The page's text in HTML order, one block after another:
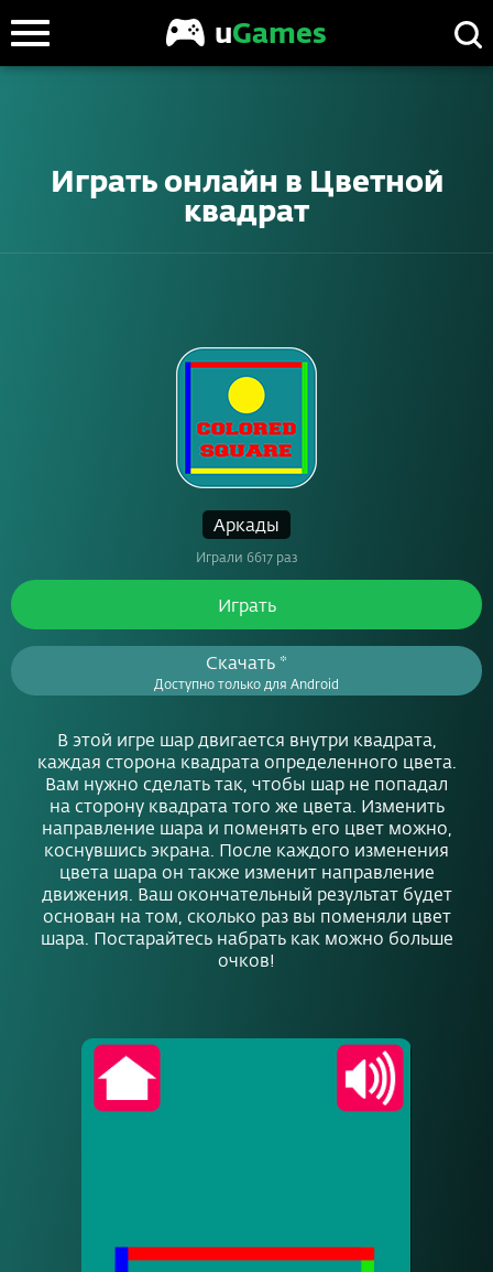
uGames
Играть онлайн в Цветной
квадрат
Аркады
Играли 6617 раз
Играть
Скачать *
Доступно только для Android
В этой игре шар двигается внутри квадрата,
каждая сторона квадрата определенного цвета.
Вам нужно сделать так, чтобы шар не попадал
на сторону квадрата того же цвета. Изменить
направление шара и поменять его цвет можно,
коснувшись экрана. После каждого изменения
цвета шара он также изменит направление
движения. Ваш окончательный результат будет
основан на том, сколько раз вы поменяли цвет
шара. Постарайтесь набрать как можно больше
очков!